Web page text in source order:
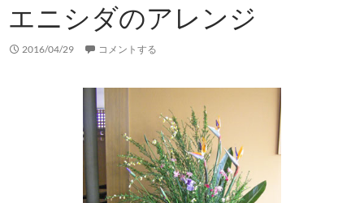
エニシダのアレンジ
2016/04/29 コメントする